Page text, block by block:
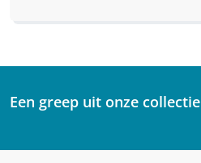
Een greep uit onze collectie